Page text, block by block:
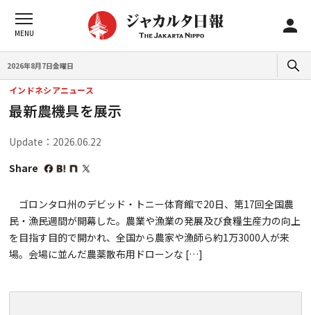
2026年8月7日金曜日
インドネシアニュース
最新農機具を展示
Update：2026.06.22
Share
ゴロンタロ州のデビッド・トニー体育館で20日、第17回全国農
民・漁民週間が開幕した。農業や漁業の発展及び食糧生産力の向上
を目指す目的で開かれ、全国から農家や漁師ら約1万3000人が来
場。会場に並んだ農薬散布用ドローンな […]